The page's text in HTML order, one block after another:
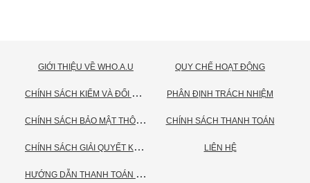
GIỚI THIỆU VỀ WHO.A.U
C
HÍNH SÁCH KIỂM VÀ ĐỔI TRẢ HÀNG
C
HÍNH SÁCH BẢO MẬT THÔNG TIN CÁ NHÂN
C
HÍNH SÁCH GIẢI QUYẾT KHIẾU NẠI
H
ƯỚNG DẪN THANH TOÁN VNPAY
QUY CHẾ HOẠT ĐỘNG
PHÂN ĐỊNH TRÁCH NHIỆM
CHÍNH SÁCH THANH TOÁN
LIÊN HỆ